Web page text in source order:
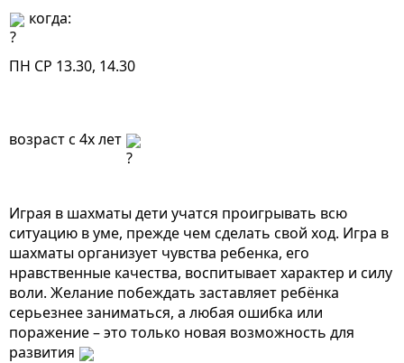
когда:
ПН СР 13.30, 14.30
возраст с 4х лет
Играя в шахматы дети учатся проигрывать всю
ситуацию в уме, прежде чем сделать свой ход. Игра в
шахматы организует чувства ребенка, его
нравственные качества, воспитывает характер и силу
воли. Желание побеждать заставляет ребёнка
серьезнее заниматься, а любая ошибка или
поражение – это только новая возможность для
развития